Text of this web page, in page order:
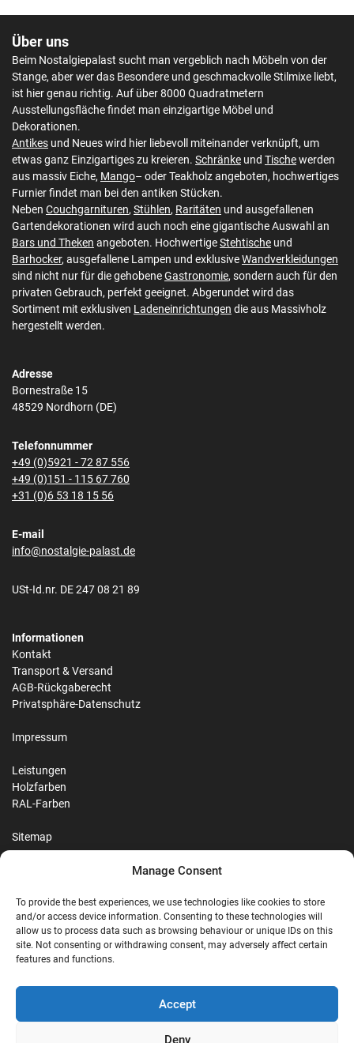
Manage Consent
To provide the best experiences, we use technologies like cookies to store
and/or access device information. Consenting to these technologies will
allow us to process data such as browsing behaviour or unique IDs on this
site. Not consenting or withdrawing consent, may adversely affect certain
features and functions.
Accept
Deny
Über uns
Beim Nostalgiepalast sucht man vergeblich nach Möbeln von der
Stange, aber wer das Besondere und geschmackvolle Stilmixe liebt,
ist hier genau richtig. Auf über 8000 Quadratmetern
Ausstellungsfläche findet man einzigartige Möbel und
Dekorationen.
Antikes und Neues wird hier liebevoll miteinander verknüpft, um
etwas ganz Einzigartiges zu kreieren. Schränke und Tischewerden
aus massiv Eiche, Mango– oder Teakholz angeboten, hochwertiges
Furnier findet man bei den antiken Stücken.
Neben Couchgarnituren, Stühlen, Raritäten und ausgefallenen
Gartendekorationen wird auch noch eine gigantische Auswahl an
Bars und Theken angeboten. HochwertigeStehtische und
Barhocker, ausgefallene Lampen und exklusiveWandverkleidungen
sind nicht nur für die gehobeneGastronomie, sondern auch für den
privaten Gebrauch, perfekt geeignet. Abgerundet wird das
Sortiment mit exklusiven Ladeneinrichtungen die aus Massivholz
hergestellt werden.
Adresse
Bornestraße 15
48529 Nordhorn (DE)
Telefonnummer
+49 (0)5921 - 72 87 556
+49 (0)151 - 115 67 760
+31 (0)6 53 18 15 56
E-mail
info@nostalgie-palast.de
USt-Id.nr. DE 247 08 21 89
Informationen
Kontakt
Transport & Versand
AGB-Rückgaberecht
Privatsphäre-Datenschutz
Impressum
Leistungen
Holzfarben
RAL-Farben
Sitemap
G Google Reviews